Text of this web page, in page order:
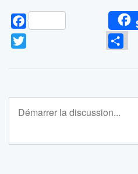
Facebook